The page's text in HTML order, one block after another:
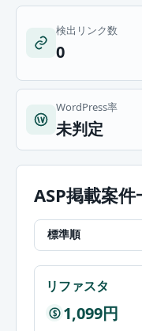
検出リンク数
0
WordPress率
未判定
ASP掲載案件
リファスタ
$ 1,099円